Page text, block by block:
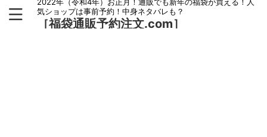
気ショップは事前予約！中身ネタバレも？
［福袋通販予約注文.com］